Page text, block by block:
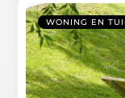
WONING EN